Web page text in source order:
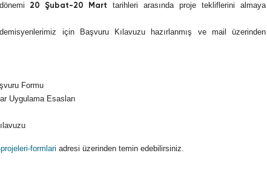
20 Şubat-20 Mart tarihleri arasında proje tekliflerini almaya
için Başvuru Kılavuzu hazırlanmış ve mail üzerinden
Formu
Uygulama Esasları
formlari adresi üzerinden temin edebilirsiniz.